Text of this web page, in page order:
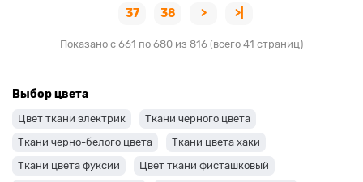
37 38 > >|
Показано с 661 по 680 из 816 (всего 41 страниц)
Выбор цвета
Цвет ткани электрик
Ткани черного цвета
Ткани черно-белого цвета
Ткани цвета хаки
Ткани цвета фуксии
Цвет ткани фисташковый